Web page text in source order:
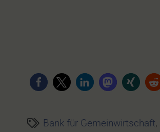
Bank für Gemeinwirtschaft,